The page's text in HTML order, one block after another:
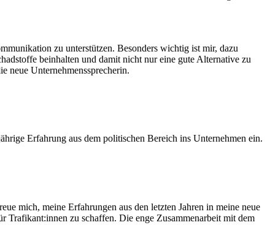
zu unterstützen. Besonders wichtig ist mir, dazu
beinhalten und damit nicht nur eine gute Alternative zu
neue Unternehmenssprecherin.
Erfahrung aus dem politischen Bereich ins Unternehmen ein.
mich, meine Erfahrungen aus den letzten Jahren in meine neue
Trafikant:innen zu schaffen. Die enge Zusammenarbeit mit dem